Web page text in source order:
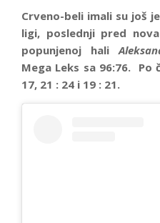
Crveno-beli imali su još
ligi, poslednji pred
popunjenoj hali
Mega Leks sa 96:76. Po
17, 21 : 24 i 19 : 21.